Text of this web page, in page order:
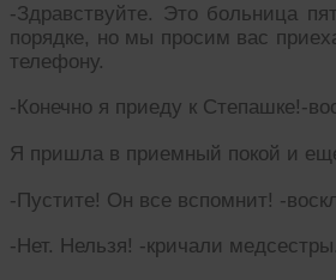
-Здравствуйте. Это больница
порядке, но мы просим вас
телефону.
-Конечно я приеду к Степашке!-
Я пришла в приемный покой и
-Пустите! Он все вспомнит! -
-Нет. Нельзя! -кричали медсестры.